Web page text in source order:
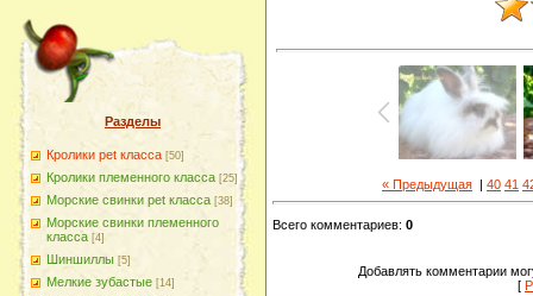
Разделы
Кролики pet класса [50]
Кролики племенного класса [25]
Морские свинки pet класса [38]
Морские свинки племенного
класса [4]
Шиншиллы [5]
Мелкие зубастые [14]
« Предыдущая | 40 41
Всего комментариев: 0
Добавлять комментарии
[